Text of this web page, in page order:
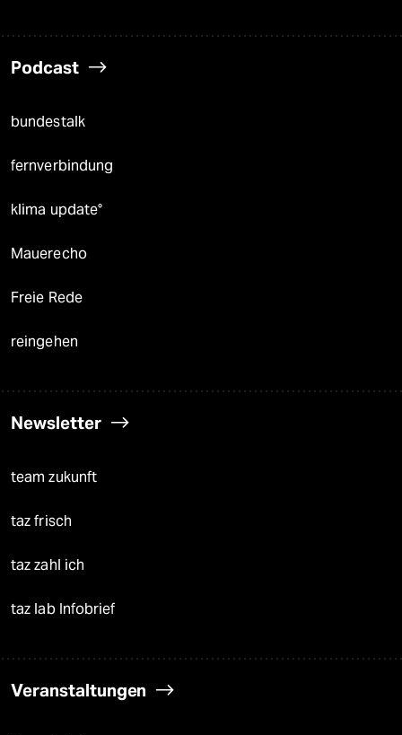
Podcast
bundestalk
fernverbindung
klima update°
Mauerecho
Freie Rede
reingehen
Newsletter
team zukunft
taz frisch
taz zahl ich
taz lab Infobrief
Veranstaltungen